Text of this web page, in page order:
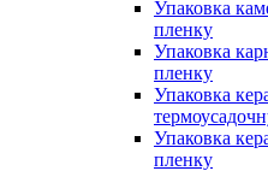
Упаковка
пленку
Упаковка
пленку
Упаковка
Упаковка
пленку